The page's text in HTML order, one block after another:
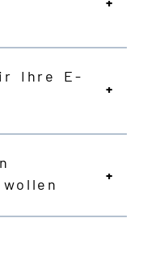
Ihre E-